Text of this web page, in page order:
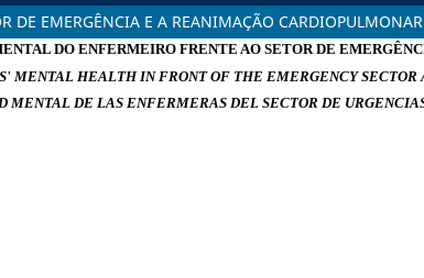
DE EMERGÊNCIA E A REANIMAÇÃO CARDIOPULMONAR